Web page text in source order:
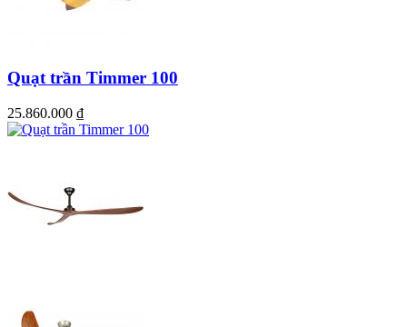
Quạt trần Timmer 100
25.860.000 ₫